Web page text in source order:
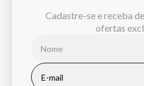
Cadastre-se e receba
ofertas